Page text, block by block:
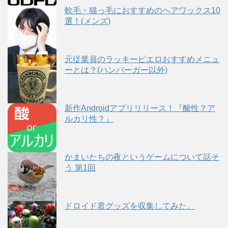
軟毛・猫っ毛におすすめのヘアワックス10
選！(メンズ)
元従業員のラッキーピエロおすすめメニュ
ーとは？(ハンバーガー以外)
新作Androidアプリリリース！『酸性？ア
ルカリ性？』
かまいたちの夜というゲームについて話そ
う 第1回
ドロイド君グッズを収集してみた。